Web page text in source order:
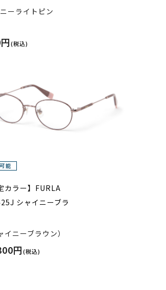
ニーライトピン
(税込)
カラー】FURLA
シャイニーブラ
イニーブラウン）
円(税込)